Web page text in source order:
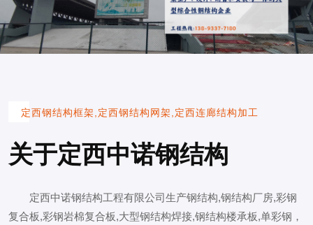
定西钢结构框架,定西钢结构网架,定西连廊结构加工
关于定西中诺钢结构
定西中诺钢结构工程有限公司生产钢结构,钢结构厂房,彩钢
复合板,彩钢岩棉复合板,大型钢结构焊接,钢结构楼承板,单彩钢，